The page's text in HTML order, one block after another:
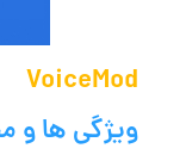
VoiceMod
ویژگی‌ ها و